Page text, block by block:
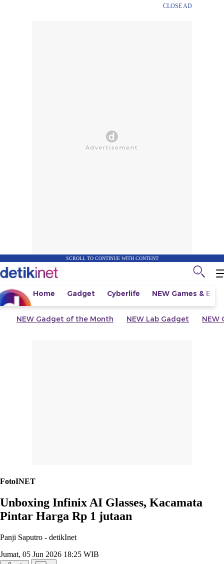
CLOSE AD
SCROLL TO CONTINUE WITH CONTENT
Home Gadget Cyberlife NEW Games &
NEW Gadget of the Month NEW Lab Gadget NEW
FotoINET
Unboxing Infinix AI Glasses, Kacamata
Pintar Harga Rp 1 jutaan
Panji Saputro - detikInet
Jumat, 05 Jun 2026 18:25 WIB